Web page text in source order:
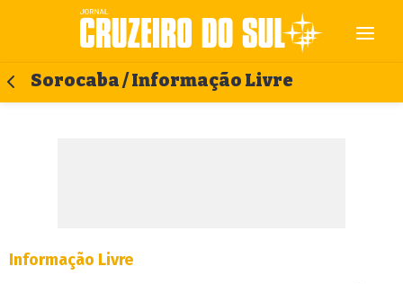
Sorocaba / Informação Livre
Informação Livre